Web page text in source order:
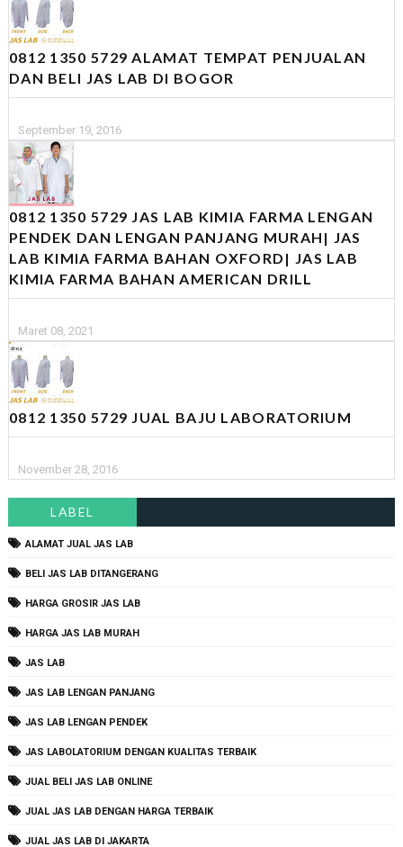
0812 1350 5729 ALAMAT TEMPAT PENJUALAN
DAN BELI JAS LAB DI BOGOR
September 19, 2016
0812 1350 5729 JAS LAB KIMIA FARMA LENGAN
PENDEK DAN LENGAN PANJANG MURAH| JAS
LAB KIMIA FARMA BAHAN OXFORD| JAS LAB
KIMIA FARMA BAHAN AMERICAN DRILL
Maret 08, 2021
0812 1350 5729 JUAL BAJU LABORATORIUM
November 28, 2016
LABEL
ALAMAT JUAL JAS LAB
BELI JAS LAB DITANGERANG
HARGA GROSIR JAS LAB
HARGA JAS LAB MURAH
JAS LAB
JAS LAB LENGAN PANJANG
JAS LAB LENGAN PENDEK
JAS LABOLATORIUM DENGAN KUALITAS TERBAIK
JUAL BELI JAS LAB ONLINE
JUAL JAS LAB DENGAN HARGA TERBAIK
JUAL JAS LAB DI JAKARTA